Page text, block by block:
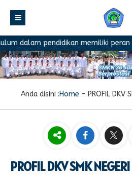
pendidikan memiliki peran
Anda disini :Home - PROFIL DKV
PROFIL DKV SMK